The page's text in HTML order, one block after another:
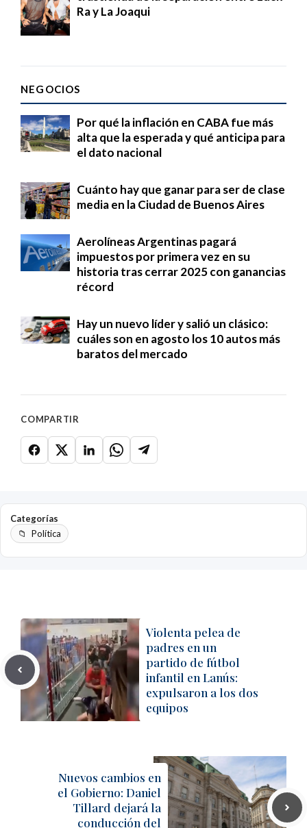
Ra y La Joaqui
NEGOCIOS
Por qué la inflación en CABA fue más
alta que la esperada y qué anticipa para
el dato nacional
Cuánto hay que ganar para ser de clase
media en la Ciudad de Buenos Aires
Aerolíneas Argentinas pagará
impuestos por primera vez en su
historia tras cerrar 2025 con ganancias
récord
Hay un nuevo líder y salió un clásico:
cuáles son en agosto los 10 autos más
baratos del mercado
COMPARTIR
Categorías
Política
Violenta pelea de
padres en un
partido de fútbol
infantil en Lanús:
expulsaron a los dos
equipos
Nuevos cambios en
el Gobierno: Daniel
Tillard dejará la
conducción del